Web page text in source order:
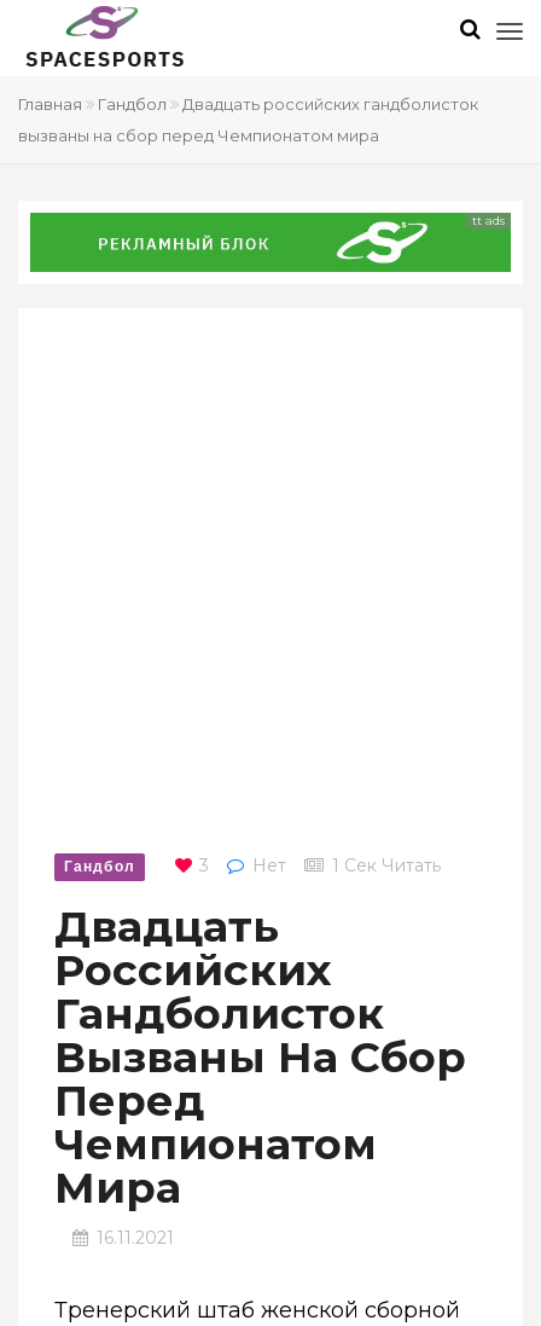
Главная Гандбол
Двадцать российских гандболисток
вызваны на сбор перед Чемпионатом мира
tt ads
Гандбол 3 Нет 1 Сек Читать
Двадцать
Российских
Гандболисток
Вызваны На Сбор
Перед
Чемпионатом
Мира
16.11.2021
Тренерский штаб женской сборной